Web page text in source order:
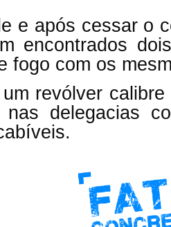
e após cessar o
encontrados
fogo com os
revólver
nas delegacias